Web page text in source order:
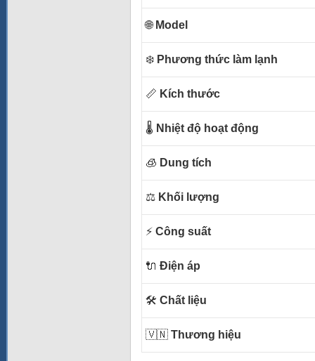
🌐 Model
❄️ Phương thức làm lạnh
📏 Kích thước
🌡️ Nhiệt độ hoạt động
🧊 Dung tích
⚖️ Khối lượng
⚡ Công suất
🔌 Điện áp
🛠️ Chất liệu
🇻🇳 Thương hiệu